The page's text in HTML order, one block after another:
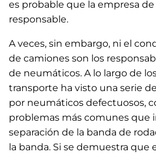
es probable que la empresa
responsable.
A veces, sin embargo, ni el
de camiones son los
de neumáticos. A lo largo de
transporte ha visto una serie
por neumáticos defectuosos,
problemas más comunes que
separación de la banda de
la banda. Si se demuestra que